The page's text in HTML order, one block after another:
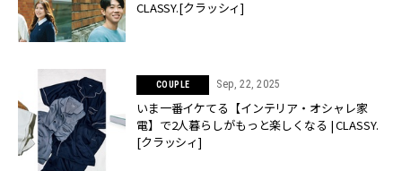
CLASSY.[クラッシィ]
COUPLE Sep, 22, 2025
いま一番イケてる【インテリア・オシャレ家
電】で2人暮らしがもっと楽しくなる | CLASSY.
[クラッシィ]